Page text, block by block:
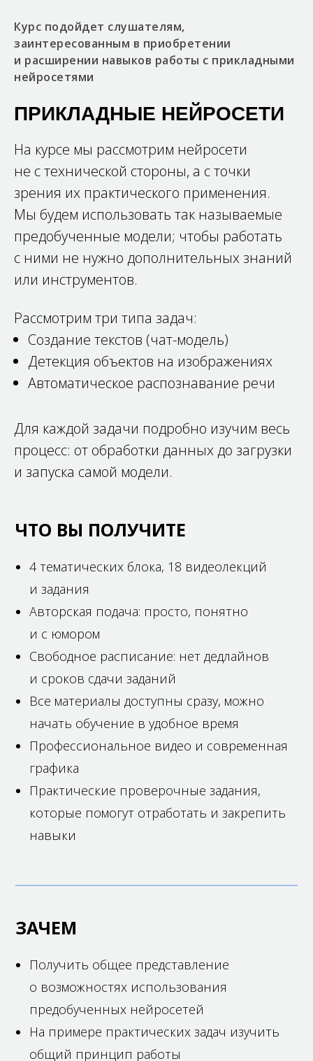
Курс подойдет слушателям,
заинтересованным в приобретении
и расширении навыков работы с прикладными
нейросетями
ПРИКЛАДНЫЕ НЕЙРОСЕТИ
На курсе мы рассмотрим нейросети
не с технической стороны, а с точки
зрения их практического применения.
Мы будем использовать так называемые
предобученные модели; чтобы работать
с ними не нужно дополнительных знаний
или инструментов.
Рассмотрим три типа задач:
Создание текстов (чат-модель)
Детекция объектов на изображениях
Автоматическое распознавание речи
Для каждой задачи подробно изучим весь
процесс: от обработки данных до загрузки
и запуска самой модели.
ЧТО ВЫ ПОЛУЧИТЕ
4 тематических блока, 18 видеолекций
и задания
Авторская подача: просто, понятно
и с юмором
Свободное расписание: нет дедлайнов
и сроков сдачи заданий
Все материалы доступны сразу, можно
начать обучение в удобное время
Профессиональное видео и современная
графика
Практические проверочные задания,
которые помогут отработать и закрепить
навыки
ЗАЧЕМ
Получить общее представление
о возможностях использования
предобученных нейросетей
На примере практических задач изучить
общий принцип работы
и программирование
IT История
Нейросети
+15